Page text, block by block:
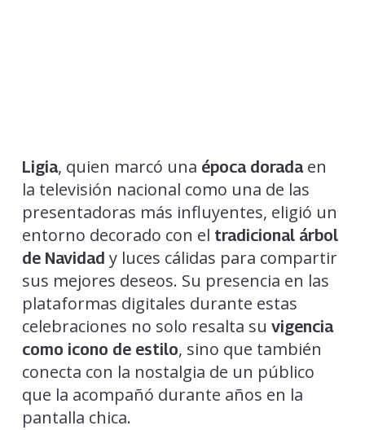
Ligia, quien marcó una época doradaen
la televisión nacional como una de las
presentadoras más influyentes, eligió un
entorno decorado con el tradicional árbol
de Navidad y luces cálidas para compartir
sus mejores deseos. Su presencia en las
plataformas digitales durante estas
celebraciones no solo resalta su vigencia
como icono de estilo, sino que también
conecta con la nostalgia de un público
que la acompañó durante años en la
pantalla chica.